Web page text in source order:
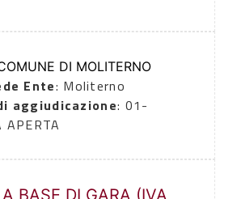
DI MOLITERNO
Ente: Moliterno
aggiudicazione: 01-
APERTA